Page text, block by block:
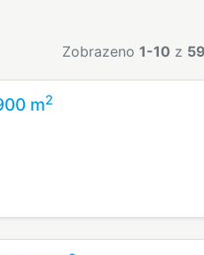
Zobrazeno 1-10 z 59
m2